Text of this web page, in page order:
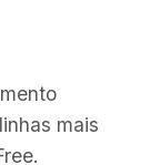
mais